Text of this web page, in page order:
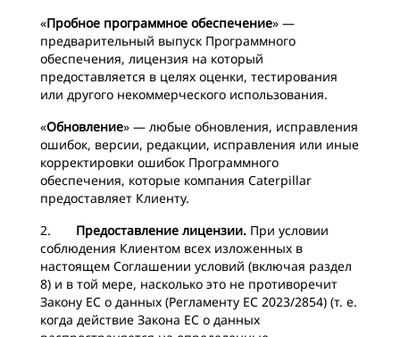
«Пробное программное обеспечение» —
предварительный выпуск Программного
обеспечения, лицензия на который
предоставляется в целях оценки, тестирования
или другого некоммерческого использования.
«Обновление» — любые обновления, исправления
ошибок, версии, редакции, исправления или иные
корректировки ошибок Программного
обеспечения, которые компания Caterpillar
предоставляет Клиенту.
2. Предоставление лицензии. При условии
соблюдения Клиентом всех изложенных в
настоящем Соглашении условий (включая раздел
8) и в той мере, насколько это не противоречит
Закону ЕС о данных (Регламенту ЕС 2023/2854) (т. е.
когда действие Закона ЕС о данных